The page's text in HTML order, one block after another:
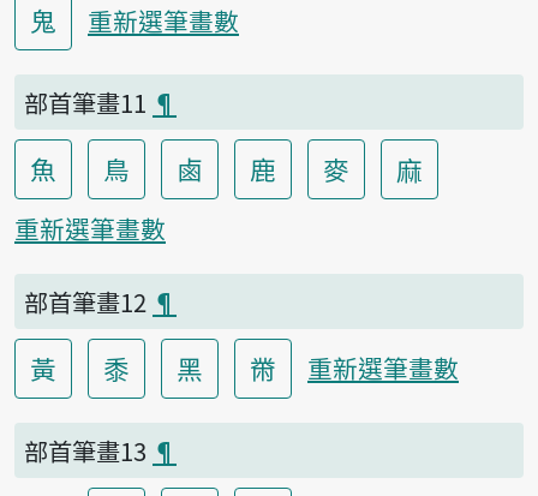
鬼
重新選筆畫數
部首筆畫11 ¶
魚 鳥 鹵 鹿 麥 麻
重新選筆畫數
部首筆畫12 ¶
黃 黍 黑 黹 重新選筆畫數
部首筆畫13 ¶